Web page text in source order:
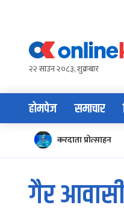
content२२ साउन २०८३, शुक्रबार
होमपेज समाचार
करदाता प्रोत्साहन
गैर